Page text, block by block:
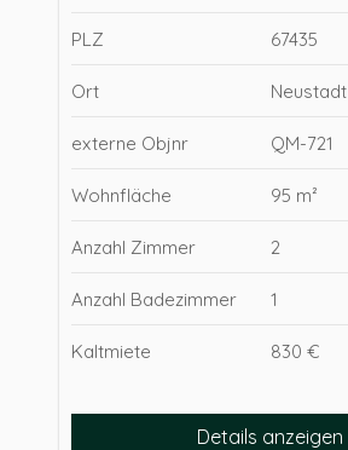
PLZ 67435
Ort Neustadt
externe Objnr QM-721
Wohnfläche 95 m²
Anzahl Zimmer 2
Anzahl Badezimmer 1
Kaltmiete 830 €
Details anzeigen